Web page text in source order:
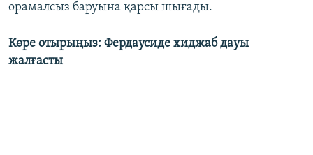
орамалсыз баруына қарсы шығады.
Көре отырыңыз: Фердаусиде хиджаб дауы
жалғасты